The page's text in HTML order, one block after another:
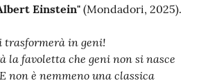
Einstein" (Mondadori, 2025).
trasformerà in geni!
la favoletta che geni non si nasce
non è nemmeno una classica